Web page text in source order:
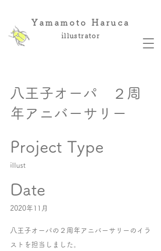
Yamamoto Haruca
illustrator
八王子オーパ ２周
年アニバーサリー
Project Type
illust
Date
2020年11月
八王子オーパの２周年アニバーサリーのイラ
ストを担当しました。